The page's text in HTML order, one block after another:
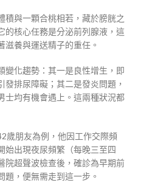
積與一顆合桃相若，藏於膀胱之
的核心任務是分泌前列腺液，這
養與運送精子的重任。
變化趨勢：其一是良性增生，即
排尿障礙；其二是發炎問題，
士均有機會遇上。這兩種狀況都
歲朋友為例，他因工作交際頻
始出現夜尿頻繁（每晚三至四
院超聲波檢查後，確診為早期前
，便無需走到這一步。